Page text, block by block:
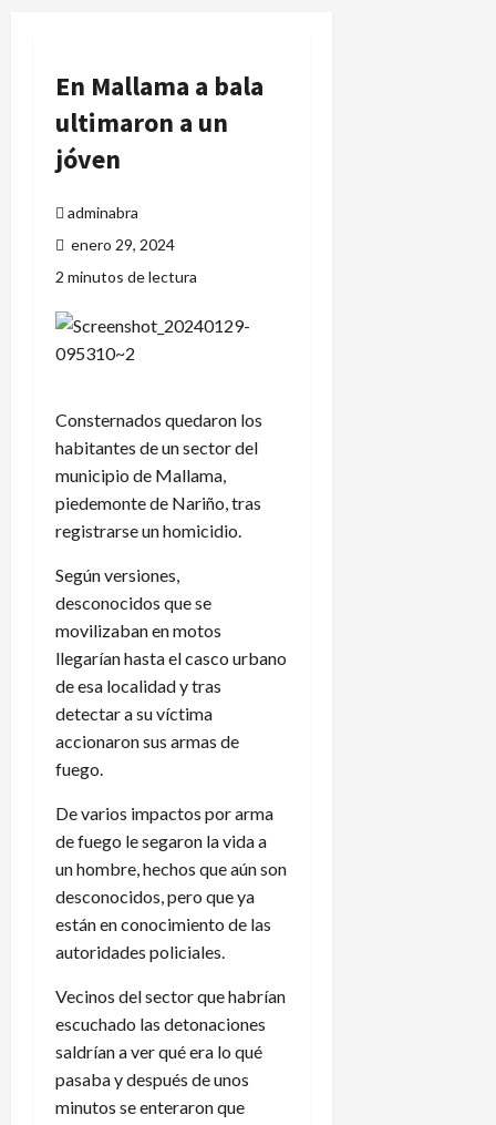
En Mallama a bala
ultimaron a un
jóven
adminabra
enero 29, 2024
2 minutos de lectura
Consternados quedaron los
habitantes de un sector del
municipio de Mallama,
piedemonte de Nariño, tras
registrarse un homicidio.
Según versiones,
desconocidos que se
movilizaban en motos
llegarían hasta el casco urbano
de esa localidad y tras
detectar a su víctima
accionaron sus armas de
fuego.
De varios impactos por arma
de fuego le segaron la vida a
un hombre, hechos que aún son
desconocidos, pero que ya
están en conocimiento de las
autoridades policiales.
Vecinos del sector que habrían
escuchado las detonaciones
saldrían a ver qué era lo qué
pasaba y después de unos
minutos se enteraron que